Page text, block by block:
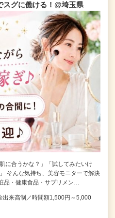
スグに働ける！@埼玉県
に合うかな？」「試してみたいけ
そんな気持ち、美容モニターで解決
品・健康食品・サプリメン…
出来高制／時間額1,500円～5,000